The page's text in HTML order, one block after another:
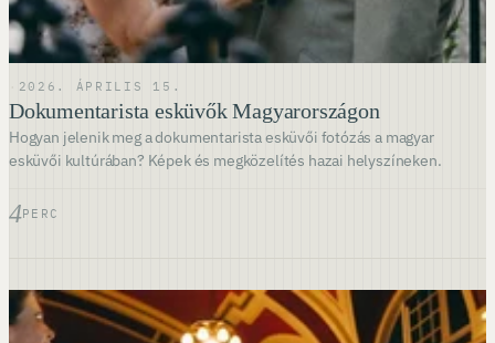
2026. ÁPRILIS 15.
Dokumentarista esküvők Magyarországon
Hogyan jelenik meg a dokumentarista esküvői fotózás a magyar
esküvői kultúrában? Képek és megközelítés hazai helyszíneken.
4PERC